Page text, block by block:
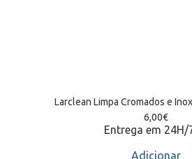
Larclean Limpa Cromados e
6,00€
Entrega em 24H/
Adicionar